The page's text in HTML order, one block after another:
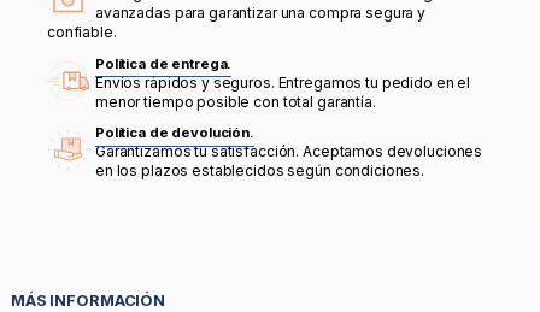
avanzadas para garantizar una compra segura y
confiable.
Política de entrega.
Envíos rápidos y seguros. Entregamos tu pedido en el
menor tiempo posible con total garantía.
Política de devolución.
Garantizamos tu satisfacción. Aceptamos devoluciones
en los plazos establecidos según condiciones.
MÁS INFORMACIÓN